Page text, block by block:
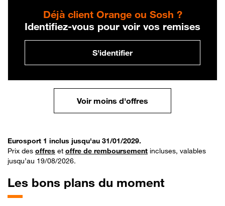
Déjà client Orange ou Sosh ?
Identifiez-vous pour voir vos remises
S'identifier
Voir moins d'offres
Eurosport 1 inclus jusqu'au 31/01/2029.
Prix des offres et offre de remboursement incluses, valables
jusqu’au 19/08/2026.
Les bons plans du moment